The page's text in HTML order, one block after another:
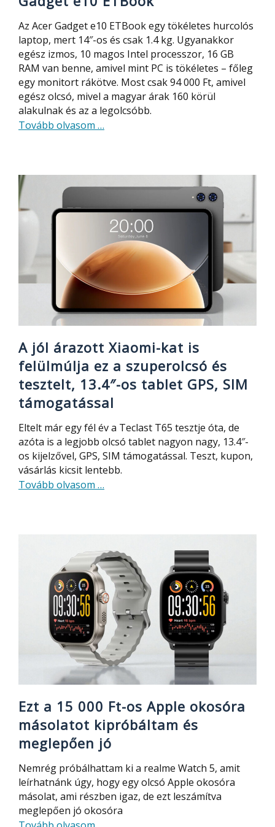
Az Acer Gadget e10 ETBook egy tökéletes hurcolós
laptop, mert 14″-os és csak 1.4 kg. Ugyanakkor
egész izmos, 10 magos Intel processzor, 16 GB
RAM van benne, amivel mint PC is tökéletes – főleg
egy monitort rákötve. Most csak 94 000 Ft, amivel
egész olcsó, mivel a magyar árak 160 körül
alakulnak és az a legolcsóbb.
Tovább olvasom about
16
RAM
laptop,
ami
PC-
nek
is
tökéletes
–
000
Ft
az
Acer
e10
ETBook
…
A jól árazott Xiaomi-kat is
felülmúlja ez a szuperolcsó és
tesztelt, 13.4″-os tablet GPS, SIM
támogatással
Eltelt már egy fél év a Teclast T65 tesztje óta, de
azóta is a legjobb olcsó tablet nagyon nagy, 13.4″-
os kijelzővel, GPS, SIM támogatással. Teszt, kupon,
vásárlás kicsit lentebb.
Tovább olvasom about
kat
is
felülmúlja
ez
a
szuperolcsó
és
tesztelt,
13.4″-
os
tablet
GPS,
SIM
…
Ezt a 15 000 Ft-os Apple okosóra
másolatot kipróbáltam és
meglepően jó
Nemrég próbálhattam ki a realme Watch 5, amit
leírhatnánk úgy, hogy egy olcsó Apple okosóra
másolat, ami részben igaz, de ezt leszámítva
meglepően jó okosóra